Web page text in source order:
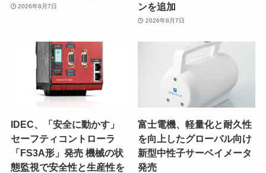
2026年8月7日
ンを追加
2026年8月7日
IDEC、「安全に動かす」
セーフティコントローラ
「FS3A形」発売 機械の状
態監視で安全性と生産性を
富士電機、軽量化と耐久性
を向上したグローバル向け
新型中性子サーベイメータ
発売